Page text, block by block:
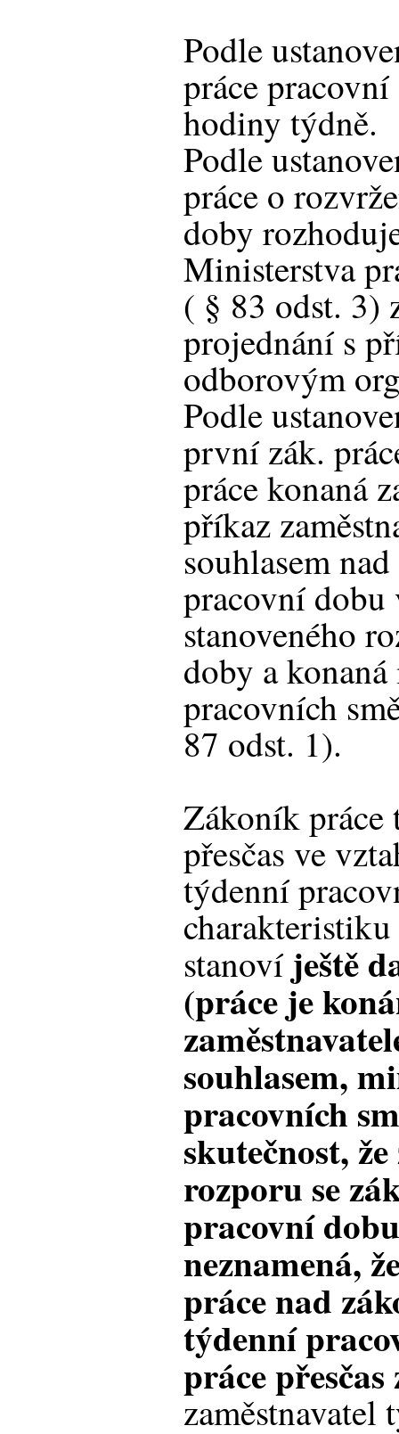
Podle
práce
hodiny týdně.
Podle
práce o
doby
Ministerstva
( § 83 odst. 3)
projednání s
odborovým
Podle
první zák.
práce konaná
příkaz
souhlasem
pracovní
stanoveného
doby a
pracovních
87 odst. 1).
Zákoník práce
přesčas ve
týdenní
charakteristiku
stanoví ještě
(práce je
souhlasem,
pracovních
skutečnost,
rozporu se
pracovní
neznamená,
práce nad
týdenní
práce